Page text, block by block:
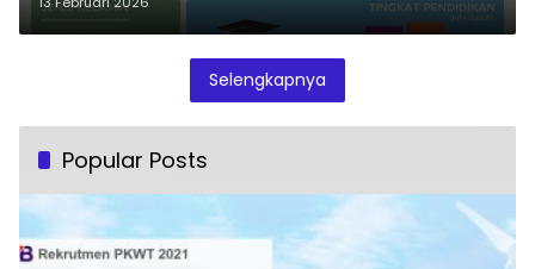
Selengkapnya
Popular Posts